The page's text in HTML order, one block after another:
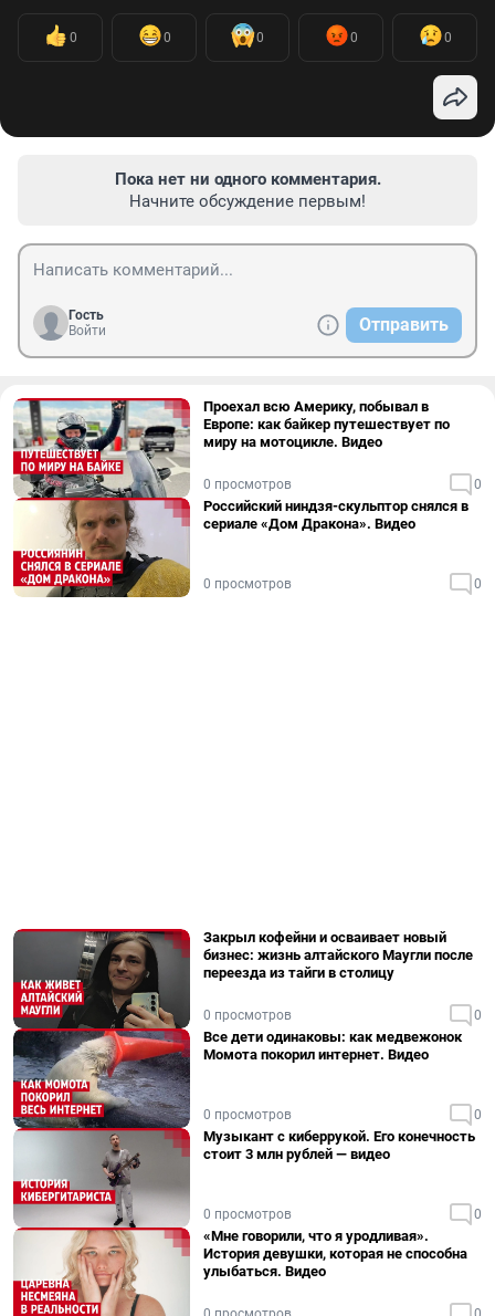
0 0 0 0 0
Пока нет ни одного комментария.
Начните обсуждение первым!
Гость
Войти
Отправить
Проехал всю Америку, побывал в
Европе: как байкер путешествует по
миру на мотоцикле. Видео
0 просмотров 0
Российский ниндзя-скульптор снялся в
сериале «Дом Дракона». Видео
0 просмотров 0
Закрыл кофейни и осваивает новый
бизнес: жизнь алтайского Маугли после
переезда из тайги в столицу
0 просмотров 0
Все дети одинаковы: как медвежонок
Момота покорил интернет. Видео
0 просмотров 0
Музыкант с киберрукой. Его конечность
стоит 3 млн рублей — видео
0 просмотров 0
«Мне говорили, что я уродливая».
История девушки, которая не способна
улыбаться. Видео